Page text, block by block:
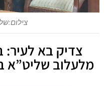
צדיק בא לעיר:
מלעלוב שליט”א